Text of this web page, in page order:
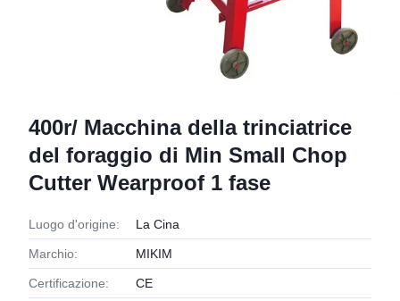
400r/ Macchina della trinciatrice
del foraggio di Min Small Chop
Cutter Wearproof 1 fase
Luogo d'origine: La Cina
Marchio: MIKIM
Certificazione: CE